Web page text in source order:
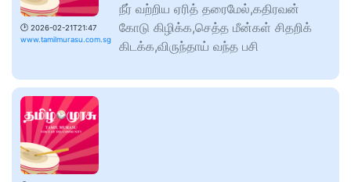
🕑 2026-02-21T21:47
www.tamilmurasu.com.sg
நீர் வற்றிய ஏரித் தரைமேல்,கதிரவன்
கோடு கிழிக்க,செத்த மீன்கள் சிதறிக்
கிடக்க,விருந்தாய் வந்த பசி